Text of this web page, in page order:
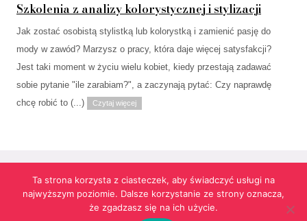
Szkolenia z analizy kolorystycznej i stylizacji
Jak zostać osobistą stylistką lub kolorystką i zamienić pasję do
mody w zawód? Marzysz o pracy, która daje więcej satysfakcji?
Jest taki moment w życiu wielu kobiet, kiedy przestają zadawać
sobie pytanie "ile zarabiam?", a zaczynają pytać: Czy naprawdę
chcę robić to (...)
Czytaj więcej
Ta strona korzysta z ciasteczek, aby świadczyć usługi na
najwyższym poziomie. Dalsze korzystanie ze strony oznacza,
że zgadzasz się na ich użycie.
Strona korzysta z informacji przechowywanych w plikach cookies w celach
funkcjonalnych oraz statystycznych.